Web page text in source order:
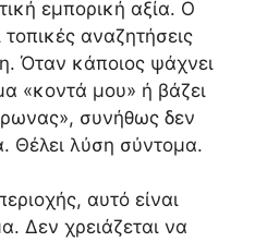
εμπορική αξία. Ο
αναζητήσεις
Όταν κάποιος ψάχνει
«κοντά μου» ή βάζει
συνήθως δεν
Θέλει λύση σύντομα.
αυτό είναι
Δεν χρειάζεται να